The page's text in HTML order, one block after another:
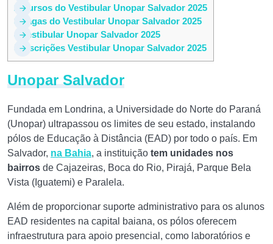
2 Cursos do Vestibular Unopar Salvador 2025
3 Vagas do Vestibular Unopar Salvador 2025
4 Vestibular Unopar Salvador 2025
5 Inscrições Vestibular Unopar Salvador 2025
Unopar Salvador
Fundada em Londrina, a Universidade do Norte do Paraná
(Unopar) ultrapassou os limites de seu estado, instalando
pólos de Educação à Distância (EAD) por todo o país. Em
Salvador, na Bahia, a instituição tem unidades nos
bairros de Cajazeiras, Boca do Rio, Pirajá, Parque Bela
Vista (Iguatemi) e Paralela.
Além de proporcionar suporte administrativo para os alunos
EAD residentes na capital baiana, os pólos oferecem
infraestrutura para apoio presencial, como laboratórios e